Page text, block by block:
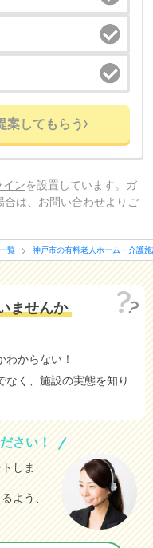
案してもらう
インを設置しています。ガ
は、お問い合わせよりご
覧 神戸市の有料老人ホーム・介護
ませんか
からない！
なく、施設の実態を知り
さい！
しま
よう、